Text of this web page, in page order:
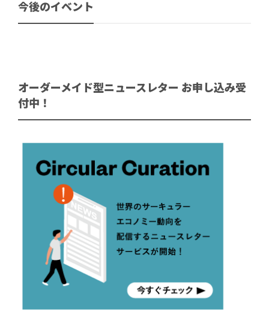
今後のイベント
オーダーメイド型ニュースレター お申し込み受
付中！